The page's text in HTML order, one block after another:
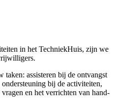
in het TechniekHuis, zijn we
assisteren bij de ontvangst
bij de activiteiten,
en het verrichten van hand-